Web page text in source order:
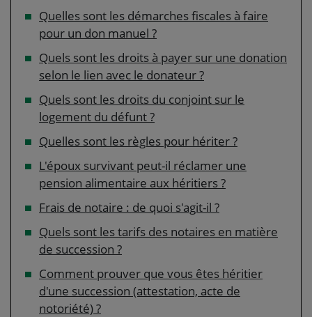
Quelles sont les démarches fiscales à faire
pour un don manuel ?
Quels sont les droits à payer sur une donation
selon le lien avec le donateur ?
Quels sont les droits du conjoint sur le
logement du défunt ?
Quelles sont les règles pour hériter ?
L'époux survivant peut-il réclamer une
pension alimentaire aux héritiers ?
Frais de notaire : de quoi s'agit-il ?
Quels sont les tarifs des notaires en matière
de succession ?
Comment prouver que vous êtes héritier
d'une succession (attestation, acte de
notoriété) ?